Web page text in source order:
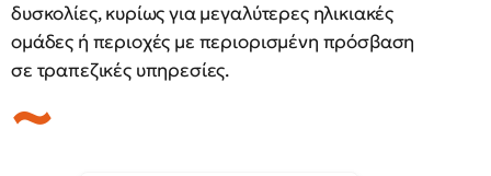
δυσκολίες, κυρίως για μεγαλύτερες ηλικιακές
ομάδες ή περιοχές με περιορισμένη πρόσβαση
σε τραπεζικές υπηρεσίες.